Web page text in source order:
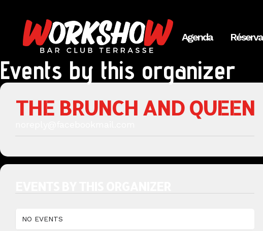
Agenda
Events by this organizer
THE BRUNCH AND QUEEN
NO EVENTS